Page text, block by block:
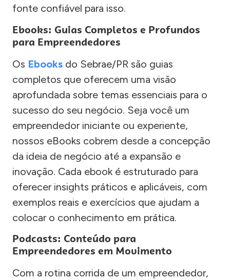
fonte confiável para isso.
Ebooks: Guias Completos e Profundos
para Empreendedores
Os Ebooks do Sebrae/PR são guias
completos que oferecem uma visão
aprofundada sobre temas essenciais para o
sucesso do seu negócio. Seja você um
empreendedor iniciante ou experiente,
nossos eBooks cobrem desde a concepção
da ideia de negócio até a expansão e
inovação. Cada ebook é estruturado para
oferecer insights práticos e aplicáveis, com
exemplos reais e exercícios que ajudam a
colocar o conhecimento em prática.
Podcasts: Conteúdo para
Empreendedores em Movimento
Com a rotina corrida de um empreendedor,